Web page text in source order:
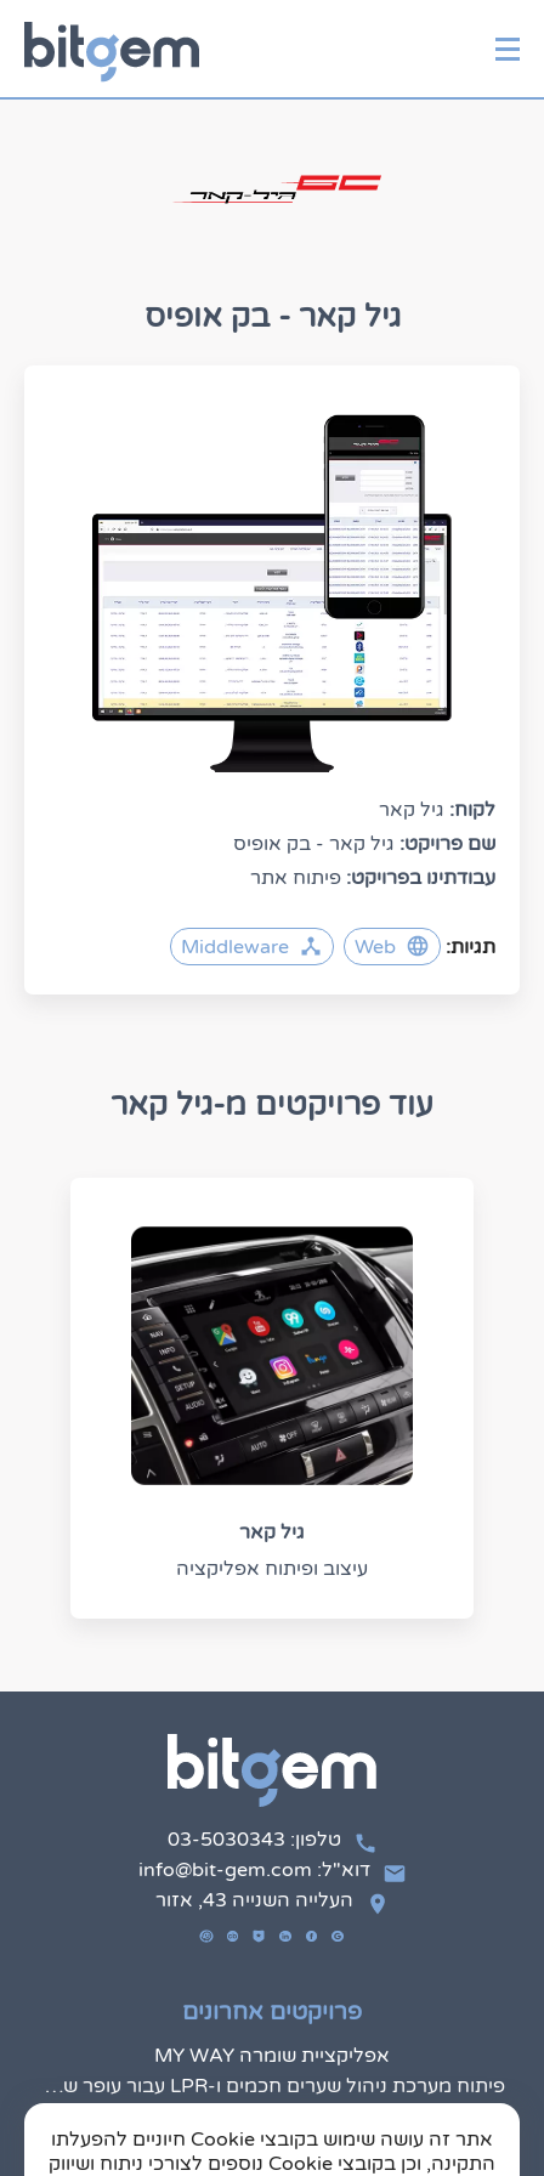
אתר זה עושה שימוש בקובצי Cookie חיוניים להפעלתו
התקינה, וכן בקובצי Cookie נוספים לצורכי ניתוח ושיווק
גיל קאר - בק אופיס
לקוח: גיל קאר
שם פרויקט: גיל קאר - בק אופיס
עבודתינו בפרויקט: פיתוח אתר
תגיות:
עוד פרויקטים מ-גיל קאר
גיל קאר
עיצוב ופיתוח אפליקציה
טלפון: 03-5030343
דוא"ל: info@bit-gem.com
העלייה השנייה 43, אזור
פרויקטים אחרונים
אפליקציית שומרה MY WAY
פיתוח מערכת ניהול שערים חכמים ו-LPR עבור עופר שערים
אייקאסט ספרים מוקלטים